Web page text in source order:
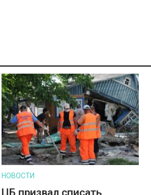
НОВОСТИ
ЦБ призвал списать